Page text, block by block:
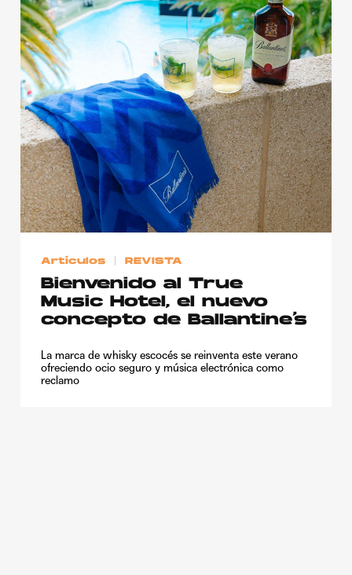
Home
Cover Story
Publicidad
Contacto
Aviso Legal
© 2015-2022 UMOMAG. PROPIEDAD DE UMO agency. TODOS LOS
DERECHOS RESERVADOS.
Artículos REVISTA
Bienvenido al True
Music Hotel, el nuevo
concepto de Ballantine’s
La marca de whisky escocés se reinventa este verano
ofreciendo ocio seguro y música electrónica como
reclamo